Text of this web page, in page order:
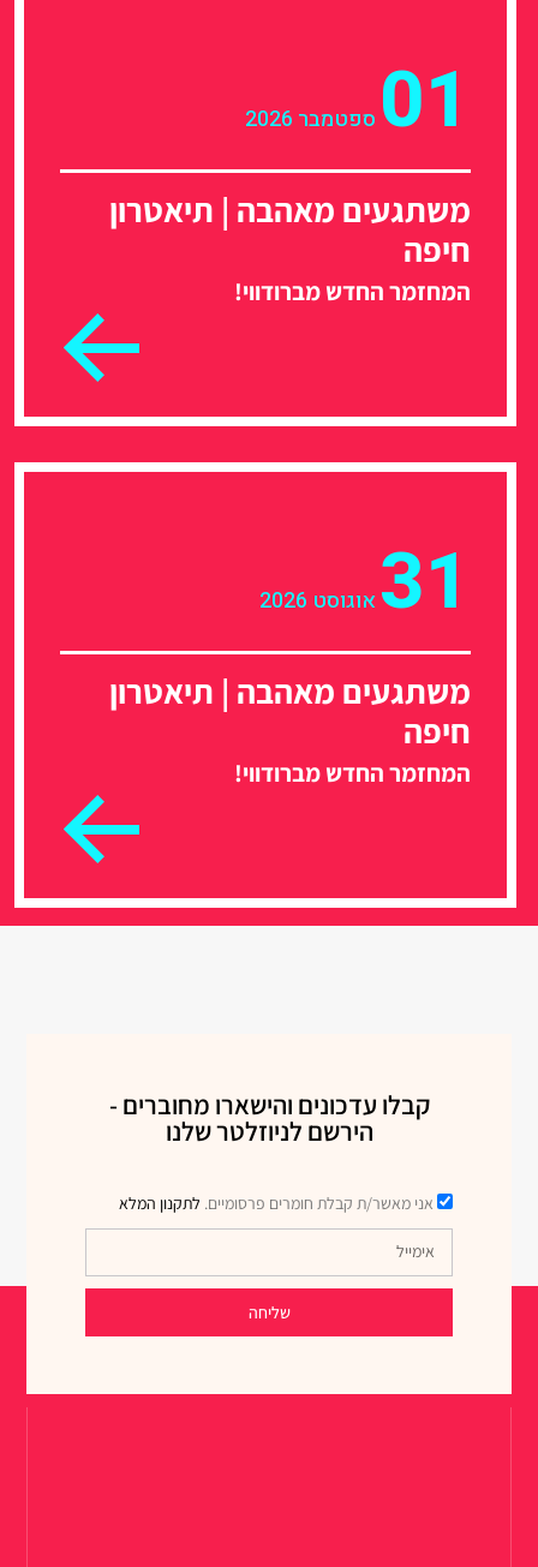
01 ספטמבר 2026
משתגעים מאהבה | תיאטרון
חיפה
המחזמר החדש מברודווי!
31 אוגוסט 2026
משתגעים מאהבה | תיאטרון
חיפה
המחזמר החדש מברודווי!
קבלו עדכונים והישארו מחוברים -
הירשם לניוזלטר שלנו
אני מאשר/ת קבלת חומרים פרסומיים. לתקנון המלא
שליחה